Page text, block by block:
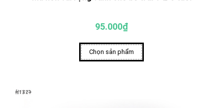
95.000₫
Chọn sản phẩm